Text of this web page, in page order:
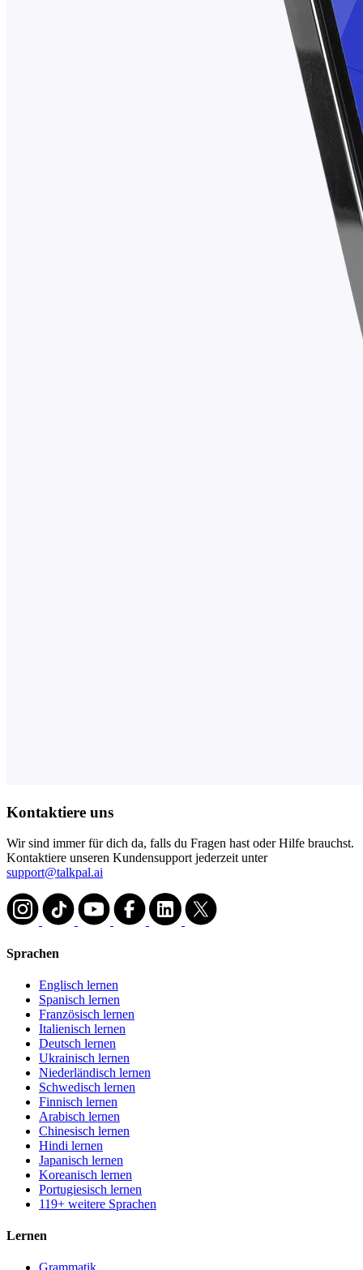
Kontaktiere uns
Wir sind immer für dich da, falls du Fragen hast oder Hilfe brauchst.
Kontaktiere unseren Kundensupport jederzeit unter
support@talkpal.ai
Sprachen
Englisch lernen
Spanisch lernen
Französisch lernen
Italienisch lernen
Deutsch lernen
Ukrainisch lernen
Niederländisch lernen
Schwedisch lernen
Finnisch lernen
Arabisch lernen
Chinesisch lernen
Hindi lernen
Japanisch lernen
Koreanisch lernen
Portugiesisch lernen
119+ weitere Sprachen
Lernen